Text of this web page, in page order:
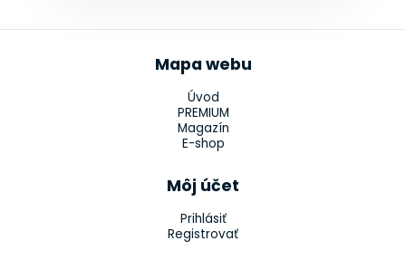
Mapa webu
Úvod
PREMIUM
Magazín
E-shop
Môj účet
Prihlásiť
Registrovať